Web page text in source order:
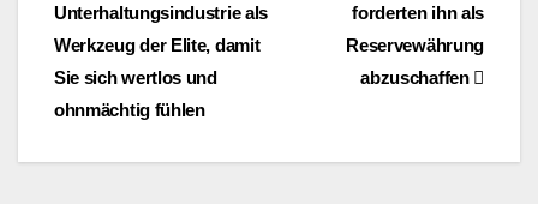
forderten ihn als
Reservewährung
abzuschaffen
Unterhaltungsindustrie als
Werkzeug der Elite, damit
Sie sich wertlos und
ohnmächtig fühlen